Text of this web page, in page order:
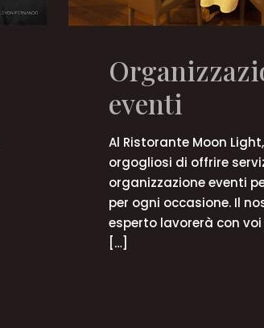
eventi
Al Ristorante Moon
orgogliosi di offrire
organizzazione eventi
per ogni occasione. Il
esperto lavorerà con voi
[…]